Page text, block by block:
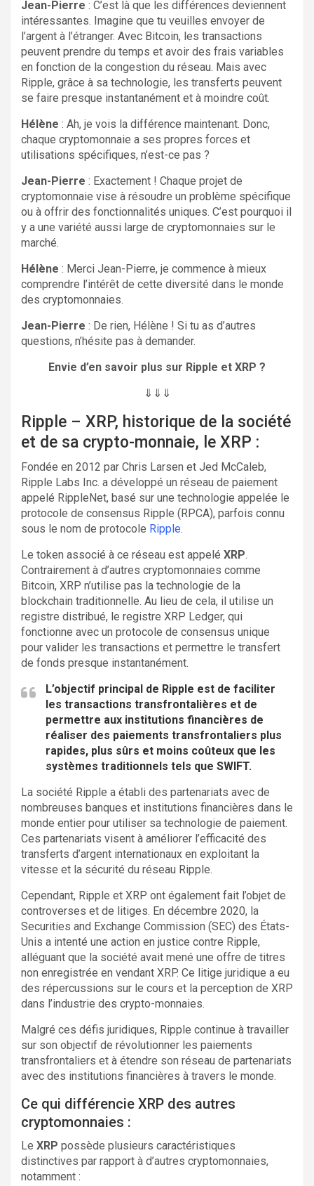
Jean-Pierre : C’est là que les différences deviennent
intéressantes. Imagine que tu veuilles envoyer de
l’argent à l’étranger. Avec Bitcoin, les transactions
peuvent prendre du temps et avoir des frais variables
en fonction de la congestion du réseau. Mais avec
Ripple, grâce à sa technologie, les transferts peuvent
se faire presque instantanément et à moindre coût.
Hélène : Ah, je vois la différence maintenant. Donc,
chaque cryptomonnaie a ses propres forces et
utilisations spécifiques, n’est-ce pas ?
Jean-Pierre : Exactement ! Chaque projet de
cryptomonnaie vise à résoudre un problème spécifique
ou à offrir des fonctionnalités uniques. C’est pourquoi il
y a une variété aussi large de cryptomonnaies sur le
marché.
Hélène : Merci Jean-Pierre, je commence à mieux
comprendre l’intérêt de cette diversité dans le monde
des cryptomonnaies.
Jean-Pierre : De rien, Hélène ! Si tu as d’autres
questions, n’hésite pas à demander.
Envie d’en savoir plus sur Ripple et XRP ?
⇓⇓⇓
Ripple – XRP, historique de la société
et de sa crypto-monnaie, le XRP :
Fondée en 2012 par Chris Larsen et Jed McCaleb,
Ripple Labs Inc. a développé un réseau de paiement
appelé RippleNet, basé sur une technologie appelée le
protocole de consensus Ripple (RPCA), parfois connu
sous le nom de protocole Ripple.
Le token associé à ce réseau est appelé XRP.
Contrairement à d’autres cryptomonnaies comme
Bitcoin, XRP n’utilise pas la technologie de la
blockchain traditionnelle. Au lieu de cela, il utilise un
registre distribué, le registre XRP Ledger, qui
fonctionne avec un protocole de consensus unique
pour valider les transactions et permettre le transfert
de fonds presque instantanément.
L’objectif principal de Ripple est de faciliter
les transactions transfrontalières et de
permettre aux institutions financières de
réaliser des paiements transfrontaliers plus
rapides, plus sûrs et moins coûteux que les
systèmes traditionnels tels que SWIFT.
La société Ripple a établi des partenariats avec de
nombreuses banques et institutions financières dans le
monde entier pour utiliser sa technologie de paiement.
Ces partenariats visent à améliorer l’efficacité des
transferts d’argent internationaux en exploitant la
vitesse et la sécurité du réseau Ripple.
Cependant, Ripple et XRP ont également fait l’objet de
controverses et de litiges. En décembre 2020, la
Securities and Exchange Commission (SEC) des États-
Unis a intenté une action en justice contre Ripple,
alléguant que la société avait mené une offre de titres
non enregistrée en vendant XRP. Ce litige juridique a eu
des répercussions sur le cours et la perception de XRP
dans l’industrie des crypto-monnaies.
Malgré ces défis juridiques, Ripple continue à travailler
sur son objectif de révolutionner les paiements
transfrontaliers et à étendre son réseau de partenariats
avec des institutions financières à travers le monde.
Ce qui différencie XRP des autres
cryptomonnaies :
Le XRP possède plusieurs caractéristiques
distinctives par rapport à d’autres cryptomonnaies,
notamment :